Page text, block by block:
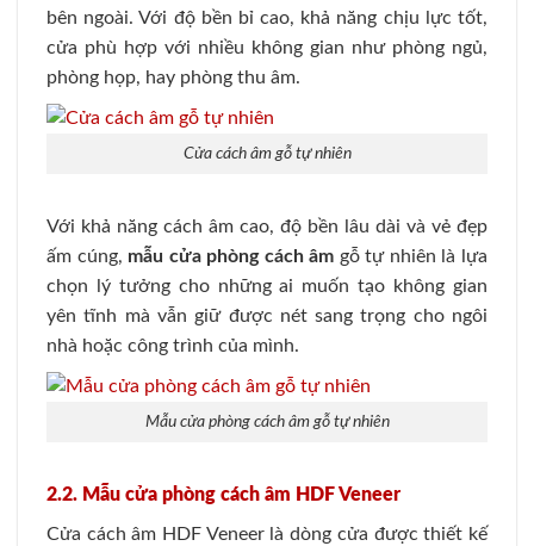
bên ngoài. Với độ bền bỉ cao, khả năng chịu lực tốt,
cửa phù hợp với nhiều không gian như phòng ngủ,
phòng họp, hay phòng thu âm.
Cửa cách âm gỗ tự nhiên
Với khả năng cách âm cao, độ bền lâu dài và vẻ đẹp
ấm cúng, mẫu cửa phòng cách âm gỗ tự nhiên là lựa
chọn lý tưởng cho những ai muốn tạo không gian
yên tĩnh mà vẫn giữ được nét sang trọng cho ngôi
nhà hoặc công trình của mình.
Mẫu cửa phòng cách âm gỗ tự nhiên
2.2. Mẫu cửa phòng cách âm HDF Veneer
Cửa cách âm HDF Veneer là dòng cửa được thiết kế